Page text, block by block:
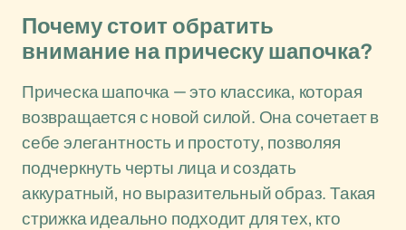
Почему стоит обратить
внимание на прическу шапочка?
Прическа шапочка — это классика, которая
возвращается с новой силой. Она сочетает в
себе элегантность и простоту, позволяя
подчеркнуть черты лица и создать
аккуратный, но выразительный образ. Такая
стрижка идеально подходит для тех, кто